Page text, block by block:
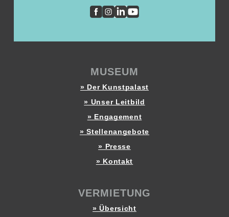
MUSEUM
» Der Kunstpalast
» Unser Leitbild
» Engagement
» Stellenangebote
» Presse
» Kontakt
VERMIETUNG
» Übersicht